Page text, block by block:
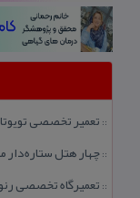
:: تعمیر تخصصی
::چهار هتل‌ ستاره‌دار مشهد
:: تعمیرگاه تخصصی رنو داستر در